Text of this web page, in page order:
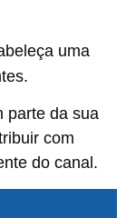
uma
parte da sua
com
do canal.